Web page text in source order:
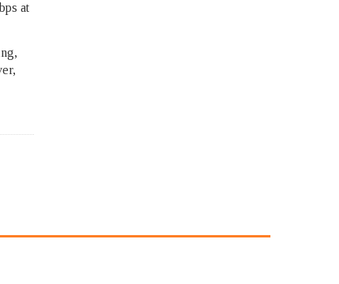
at